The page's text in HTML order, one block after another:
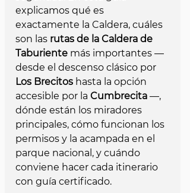
explicamos qué es
exactamente la Caldera, cuáles
son las rutas de la Caldera de
Taburiente más importantes —
desde el descenso clásico por
Los Brecitos hasta la opción
accesible por la Cumbrecita —,
dónde están los miradores
principales, cómo funcionan los
permisos y la acampada en el
parque nacional, y cuándo
conviene hacer cada itinerario
con guía certificado.